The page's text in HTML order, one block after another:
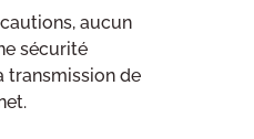
aucun
sécurité
transmission de